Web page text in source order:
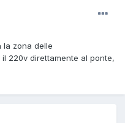
la zona delle
220v direttamente al ponte,